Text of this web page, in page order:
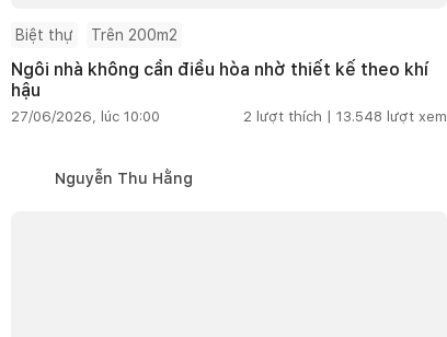
Biệt thự Trên 200m2
Ngôi nhà không cần điều hòa nhờ thiết kế theo khí
hậu
27/06/2026, lúc 10:00 2 lượt thích | 13.548 lượt xem
Nguyễn Thu Hằng